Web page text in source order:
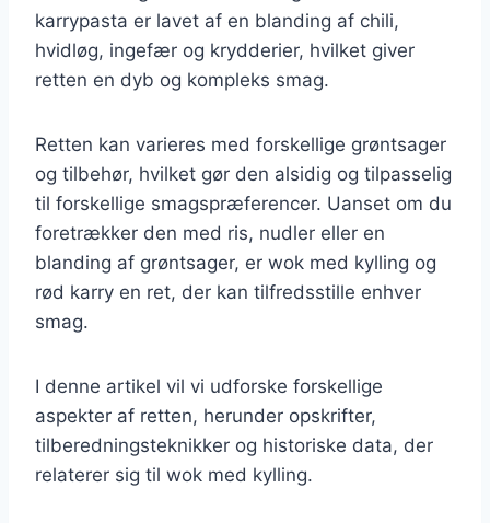
karrypasta er lavet af en blanding af chili,
hvidløg, ingefær og krydderier, hvilket giver
retten en dyb og kompleks smag.
Retten kan varieres med forskellige grøntsager
og tilbehør, hvilket gør den alsidig og tilpasselig
til forskellige smagspræferencer. Uanset om du
foretrækker den med ris, nudler eller en
blanding af grøntsager, er wok med kylling og
rød karry en ret, der kan tilfredsstille enhver
smag.
I denne artikel vil vi udforske forskellige
aspekter af retten, herunder opskrifter,
tilberedningsteknikker og historiske data, der
relaterer sig til wok med kylling.